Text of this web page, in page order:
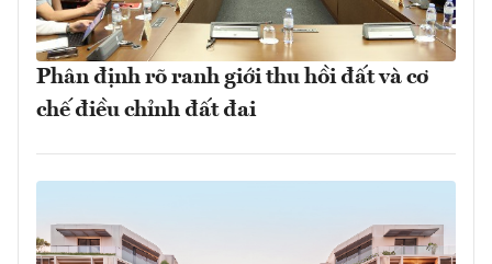
Phân định rõ ranh giới thu hồi đất và cơ
chế điều chỉnh đất đai